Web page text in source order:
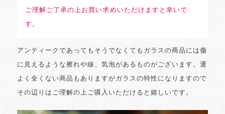
ご理解ご了承の上お買い求めいただけますと幸いで
す。
アンティークであってもそうでなくてもガラスの商品には傷
に見えるような擦れや線、気泡があるものがございます。運
よく全くない商品もありますがガラスの特性になりますので
その辺りはご理解の上ご購入いただけると嬉しいです。